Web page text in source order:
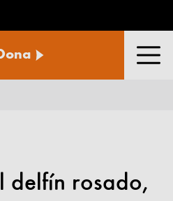
delfín rosado,